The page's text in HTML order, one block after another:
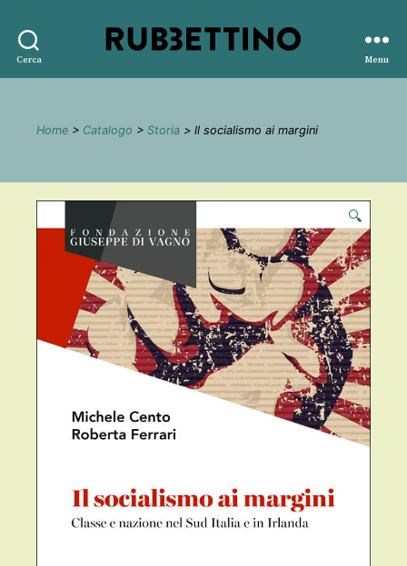
Cerca
editore
Menu
Home > Catalogo > Storia > ll socialismo ai margini
🔍